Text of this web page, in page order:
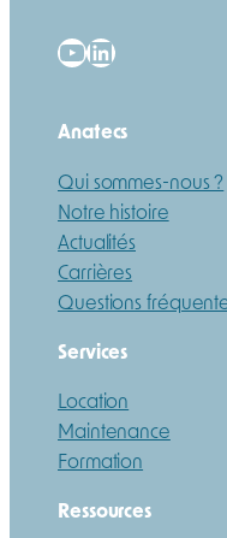
YouTube
LinkedIn
Anatecs
Qui sommes-nous ?
Notre histoire
Actualités
Carrières
Questions
Services
Location
Maintenance
Formation
Ressources